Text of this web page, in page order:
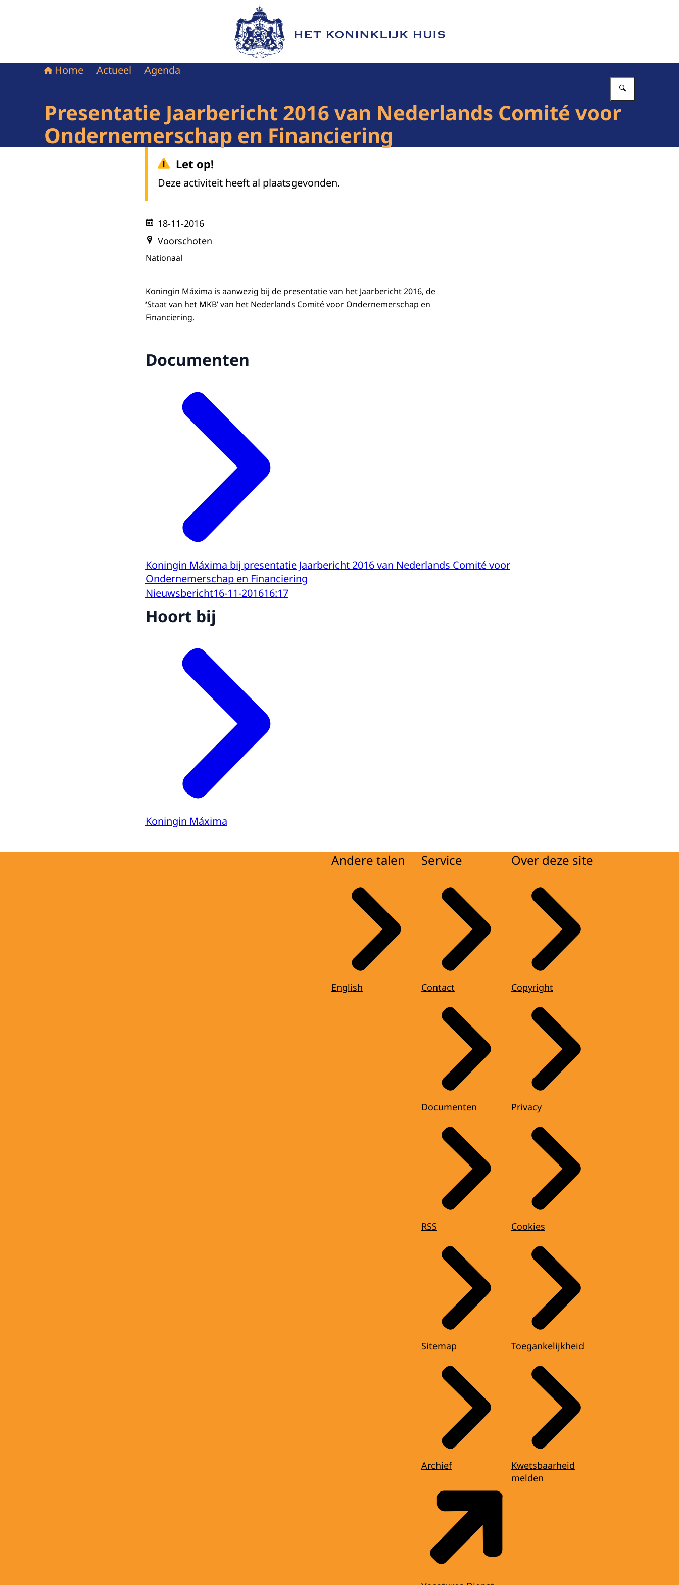
Naar de homepage van Het Koninklijk Huis
Home Actueel Agenda
Presentatie Jaarbericht 2016 van Nederlands Comité voor
Ondernemerschap en Financiering
Let op!
Deze activiteit heeft al plaatsgevonden.
18-11-2016
Voorschoten
Nationaal
Koningin Máxima is aanwezig bij de presentatie van het Jaarbericht 2016, de
‘Staat van het MKB’ van het Nederlands Comité voor Ondernemerschap en
Financiering.
Documenten
Koningin Máxima bij presentatie Jaarbericht 2016 van Nederlands Comité voor
Ondernemerschap en Financiering
Nieuwsbericht16-11-201616:17
Hoort bij
Koningin Máxima
Andere talen
English
Service
Contact
Documenten
RSS
Sitemap
Archief
Over deze site
Copyright
Privacy
Cookies
Toegankelijkheid
Kwetsbaarheid
melden